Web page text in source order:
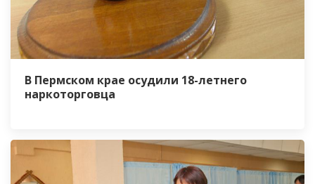
В Пермском крае осудили 18-летнего
наркоторговца